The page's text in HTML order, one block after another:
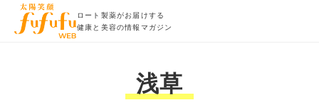
ロート製薬がお届けする
健康と美容の情報マガジン
浅草